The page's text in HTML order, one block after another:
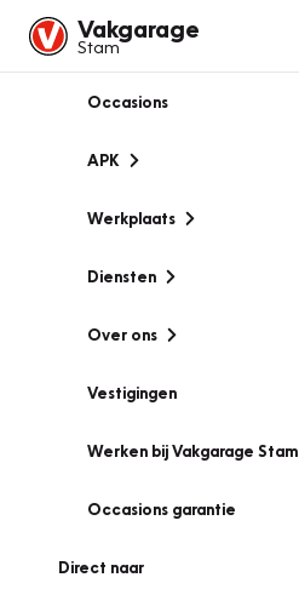
Vakgarage
Stam
Occasions
APK
Werkplaats
Diensten
Over ons
Vestigingen
Werken bij Vakgarage Stam
Occasions garantie
Direct naar